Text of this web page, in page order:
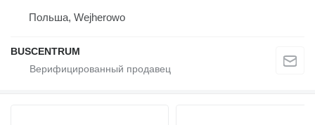
Польша, Wejherowo
BUSCENTRUM